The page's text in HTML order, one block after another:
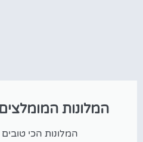
המלונות המומלצים
המלונות הכי